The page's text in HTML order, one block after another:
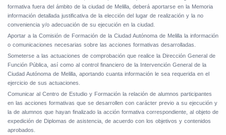
formativa fuera del ámbito de la ciudad de Melilla, deberá aportarse en la Memoria
información detallada justificativa de la elección del lugar de realización y la no
conveniencia y/o adecuación de su ejecución en la ciudad.
Aportar a la Comisión de Formación de la Ciudad Autónoma de Melilla la información
o comunicaciones necesarias sobre las acciones formativas desarrolladas.
Someterse a las actuaciones de comprobación que realice la Dirección General de
Función Pública, así como al control financiero de la Intervención General de la
Ciudad Autónoma de Melilla, aportando cuanta información le sea requerida en el
ejercicio de sus actuaciones.
Comunicar al Centro de Estudio y Formación la relación de alumnos participantes
en las acciones formativas que se desarrollen con carácter previo a su ejecución y
la de alumnos que hayan finalizado la acción formativa correspondiente, al objeto de
expedición de Diplomas de asistencia, de acuerdo con los objetivos y contenidos
aprobados.